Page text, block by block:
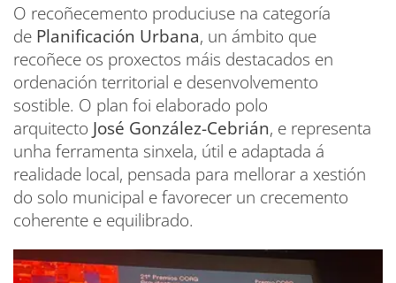
O recoñecemento produciuse na categoría
de Planificación Urbana, un ámbito que
recoñece os proxectos máis destacados en
ordenación territorial e desenvolvemento
sostible. O plan foi elaborado polo
arquitecto José González-Cebrián, e representa
unha ferramenta sinxela, útil e adaptada á
realidade local, pensada para mellorar a xestión
do solo municipal e favorecer un crecemento
coherente e equilibrado.